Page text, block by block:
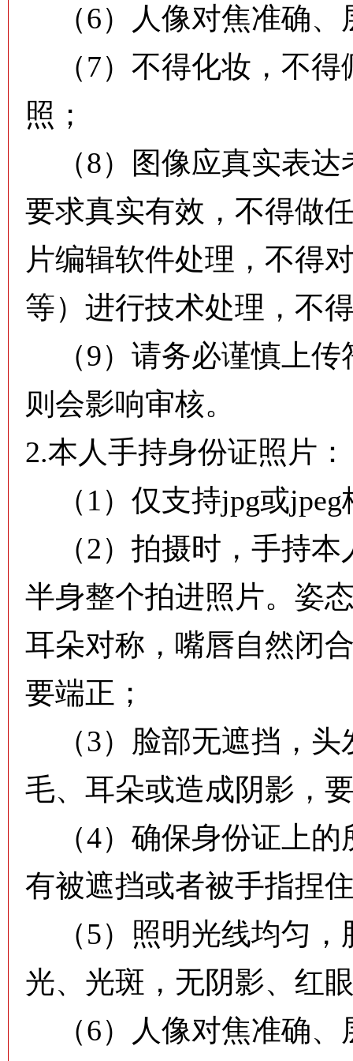
（6）人像对焦准确、
（7）不得化妆，不得
照；
（8）图像应真实表达
要求真实有效，不得做
片编辑软件处理，不得
等）进行技术处理，不
（9）请务必谨慎上传
则会影响审核。
2.本人手持身份证照片：
（1）仅支持jpg或jpeg
（2）拍摄时，手持本
半身整个拍进照片。姿
耳朵对称，嘴唇自然闭
要端正；
（3）脸部无遮挡，头
毛、耳朵或造成阴影，
（4）确保身份证上的
有被遮挡或者被手指捏
（5）照明光线均匀，
光、光斑，无阴影、红
（6）人像对焦准确、